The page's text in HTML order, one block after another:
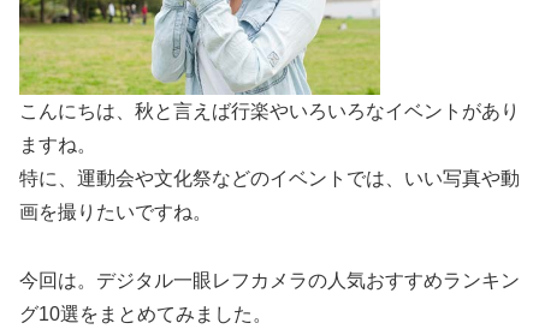
こんにちは、秋と言えば行楽やいろいろなイベントがあり
ますね。
特に、運動会や文化祭などのイベントでは、いい写真や動
画を撮りたいですね。
今回は。デジタル一眼レフカメラの人気おすすめランキン
グ10選をまとめてみました。